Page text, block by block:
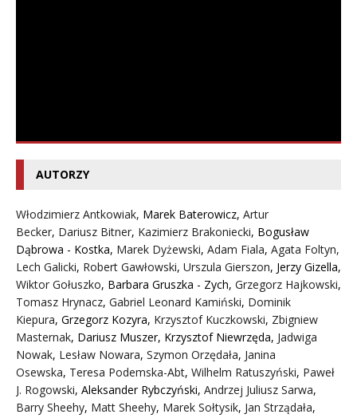
AUTORZY
Włodzimierz Antkowiak, Marek Baterowicz, Artur
Becker, Dariusz Bitner, Kazimierz Brakoniecki, Bogusław
Dąbrowa - Kostka, Marek Dyżewski, Adam Fiala, Agata Foltyn,
Lech Galicki, Robert Gawłowski, Urszula Gierszon, Jerzy Gizella,
Wiktor Gołuszko, Barbara Gruszka - Zych, Grzegorz Hajkowski,
Tomasz Hrynacz, Gabriel Leonard Kamiński, Dominik
Kiepura, Grzegorz Kozyra, Krzysztof Kuczkowski, Zbigniew
Masternak, Dariusz Muszer, Krzysztof Niewrzęda, Jadwiga
Nowak, Lesław Nowara, Szymon Orzędała, Janina
Osewska, Teresa Podemska-Abt, Wilhelm Ratuszyński, Paweł
J. Rogowski, Aleksander Rybczyński, Andrzej Juliusz Sarwa,
Barry Sheehy, Matt Sheehy, Marek Sołtysik, Jan Strządała,